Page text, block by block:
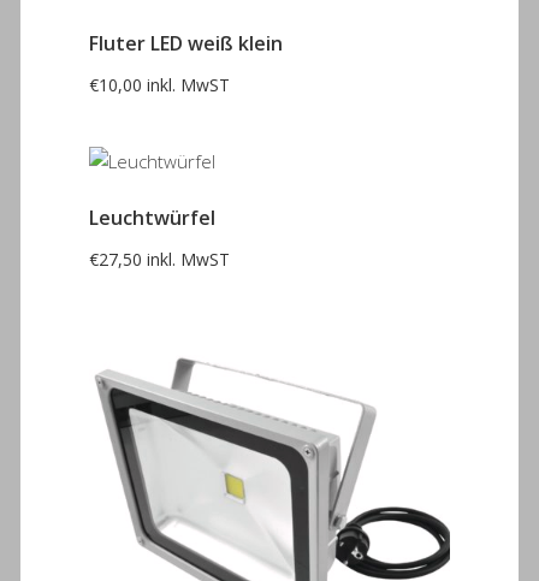
Fluter LED weiß klein
€10,00 inkl. MwST
Leuchtwürfel
€27,50 inkl. MwST